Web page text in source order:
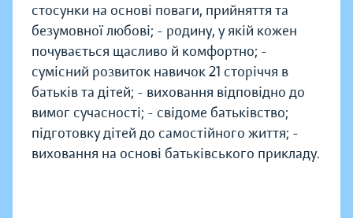
стосунки на основі поваги, прийняття та
безумовної любові; - родину, у якій кожен
почувається щасливо й комфортно; -
сумісний розвиток навичок 21 сторіччя в
батьків та дітей; - виховання відповідно до
вимог сучасності; - свідоме батьківство;
підготовку дітей до самостійного життя; -
виховання на основі батьківського прикладу.